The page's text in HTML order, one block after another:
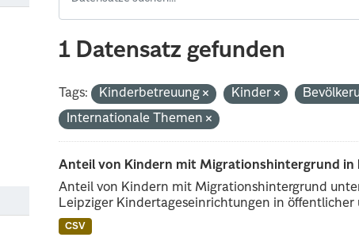
1 Datensatz gefunden
Tags: Kinderbetreuung Kinder
Internationale Themen
Anteil von Kindern mit Migrationshintergrund in
Anteil von Kindern mit Migrationshintergrund
Leipziger Kindertageseinrichtungen in öffentlicher
CSV